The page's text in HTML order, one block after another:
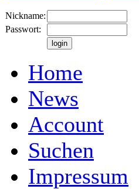
Nickname:
Passwort:
Home
News
Account
Suchen
Impressum